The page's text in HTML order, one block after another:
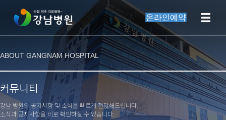
온라인예약
ABOUT GANGNAM HOSPITAL
커뮤니티
강남 병원의 공지사항 및 소식을 빠르게 전달해드립니다.
소식과 공지사항을 비로 확인하실 수 있습니다.